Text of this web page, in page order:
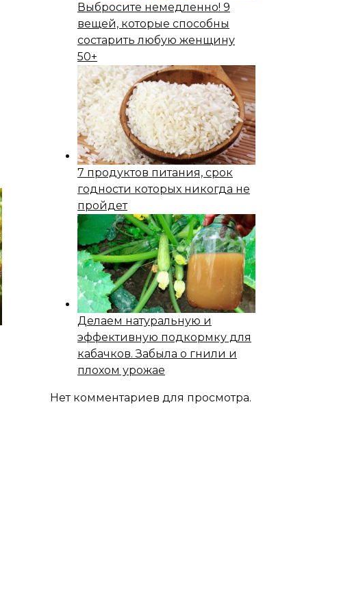
Выбросите немедленно! 9
вещей, которые способны
состapить любую женщину
50+
7 продуктов питания, срок
годности которых никогда не
пройдет
Делаем натуральную и
эффективную подкормку для
кабачков. Забыла о гнили и
плохом урожае
Нет комментариев для просмотра.